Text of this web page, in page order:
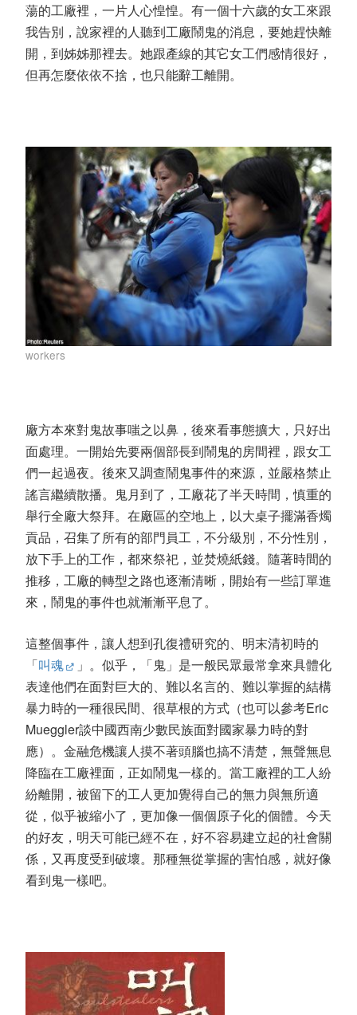
蕩的工廠裡，一片人心惶惶。有一個十六歲的女工來跟
我告別，說家裡的人聽到工廠鬧鬼的消息，要她趕快離
開，到姊姊那裡去。她跟產線的其它女工們感情很好，
但再怎麼依依不捨，也只能辭工離開。
workers
廠方本來對鬼故事嗤之以鼻，後來看事態擴大，只好出
面處理。一開始先要兩個部長到鬧鬼的房間裡，跟女工
們一起過夜。後來又調查鬧鬼事件的來源，並嚴格禁止
謠言繼續散播。鬼月到了，工廠花了半天時間，慎重的
舉行全廠大祭拜。在廠區的空地上，以大桌子擺滿香燭
貢品，召集了所有的部門員工，不分級別，不分性別，
放下手上的工作，都來祭祀，並焚燒紙錢。隨著時間的
推移，工廠的轉型之路也逐漸清晰，開始有一些訂單進
來，鬧鬼的事件也就漸漸平息了。
這整個事件，讓人想到孔復禮研究的、明末清初時的
「叫魂
」。似乎，「鬼」是一般民眾最常拿來具體化
表達他們在面對巨大的、難以名言的、難以掌握的結構
暴力時的一種很民間、很草根的方式（也可以參考Eric
Mueggler談中國西南少數民族面對國家暴力時的對
應）。金融危機讓人摸不著頭腦也搞不清楚，無聲無息
降臨在工廠裡面，正如鬧鬼一樣的。當工廠裡的工人紛
紛離開，被留下的工人更加覺得自己的無力與無所適
從，似乎被縮小了，更加像一個個原子化的個體。今天
的好友，明天可能已經不在，好不容易建立起的社會關
係，又再度受到破壞。那種無從掌握的害怕感，就好像
看到鬼一樣吧。